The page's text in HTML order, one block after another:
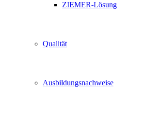
ZIEMER-Lösung
Qualität
Ausbildungsnachweise